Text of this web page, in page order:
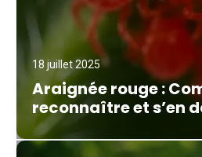
18 juillet 2025
Araignée rouge :
reconnaître et s’en